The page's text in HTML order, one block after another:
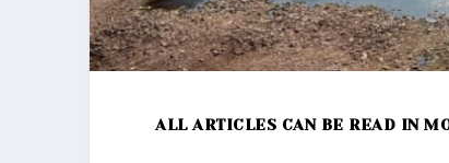
ALL ARTICLES CAN BE READ IN